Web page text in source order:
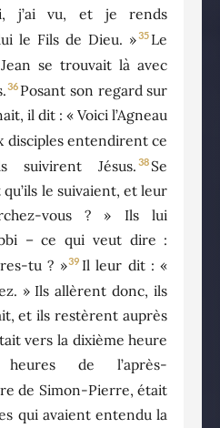
j’ai vu, et je rends
le Fils de Dieu. »35 Le
se trouvait là avec
36 Posant son regard sur
il dit : « Voici l’Agneau
disciples entendirent ce
suivirent Jésus. 38 Se
le suivaient, et leur
vous ? » Ils lui
– ce qui veut dire :
tu ? »39 Il leur dit : «
» Ils allèrent donc, ils
et ils restèrent auprès
vers la dixième heure
de l’après-
de Simon-Pierre, était
qui avaient entendu la